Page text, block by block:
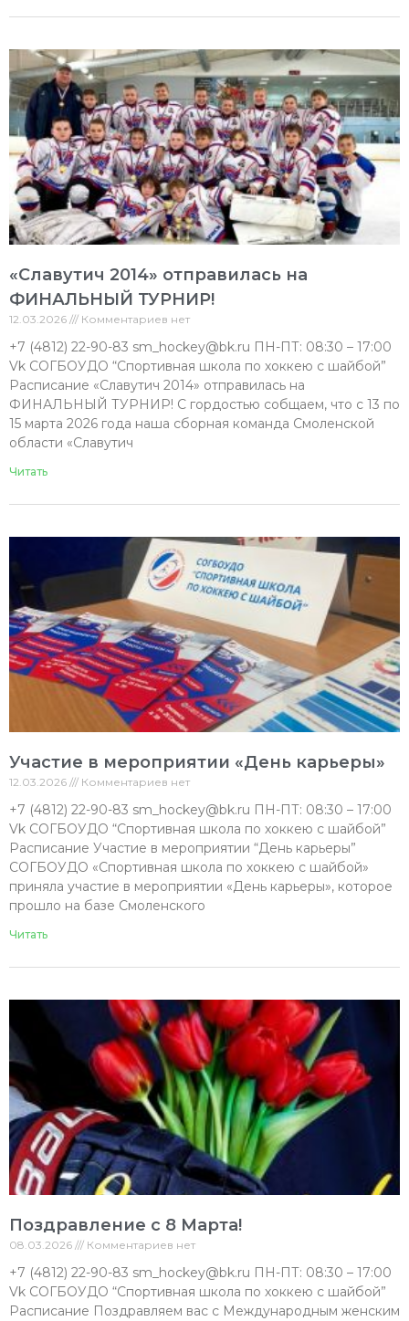
«Славутич 2014» отправилась на
ФИНАЛЬНЫЙ ТУРНИР!
12.03.2026 Комментариев нет
+7 (4812) 22-90-83 sm_hockey@bk.ru ПН-ПТ: 08:30 – 17:00
Vk СОГБОУДО “Спортивная школа по хоккею с шайбой”
Расписание «Славутич 2014» отправилась на
ФИНАЛЬНЫЙ ТУРНИР! С гордостью собщаем, что с 13 по
15 марта 2026 года наша сборная команда Смоленской
области «Славутич
Читать
Участие в мероприятии «День карьеры»
12.03.2026 Комментариев нет
+7 (4812) 22-90-83 sm_hockey@bk.ru ПН-ПТ: 08:30 – 17:00
Vk СОГБОУДО “Спортивная школа по хоккею с шайбой”
Расписание Участие в мероприятии “День карьеры”
СОГБОУДО «Спортивная школа по хоккею с шайбой»
приняла участие в мероприятии «День карьеры», которое
прошло на базе Смоленского
Читать
Поздравление с 8 Марта!
08.03.2026 Комментариев нет
+7 (4812) 22-90-83 sm_hockey@bk.ru ПН-ПТ: 08:30 – 17:00
Vk СОГБОУДО “Спортивная школа по хоккею с шайбой”
Расписание Поздравляем вас с Международным женским